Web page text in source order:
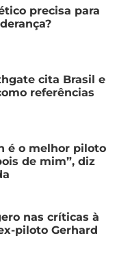
precisa para
cita Brasil e
referências
é o melhor piloto
de mim”, diz
nas críticas à
piloto Gerhard